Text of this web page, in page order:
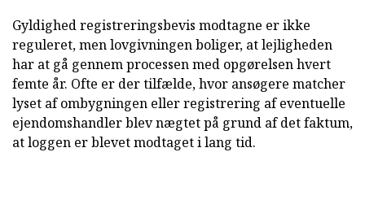
Gyldighed registreringsbevis modtagne er ikke
reguleret, men lovgivningen boliger, at lejligheden
har at gå gennem processen med opgørelsen hvert
femte år. Ofte er der tilfælde, hvor ansøgere matcher
lyset af ombygningen eller registrering af eventuelle
ejendomshandler blev nægtet på grund af det faktum,
at loggen er blevet modtaget i lang tid.